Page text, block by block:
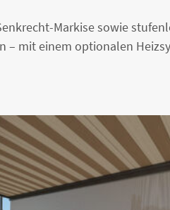
Markise sowie
mit einem optionalen